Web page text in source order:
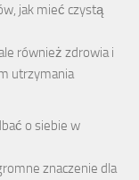
jak mieć czystą
również zdrowia i
utrzymania
o siebie w
znaczenie dla